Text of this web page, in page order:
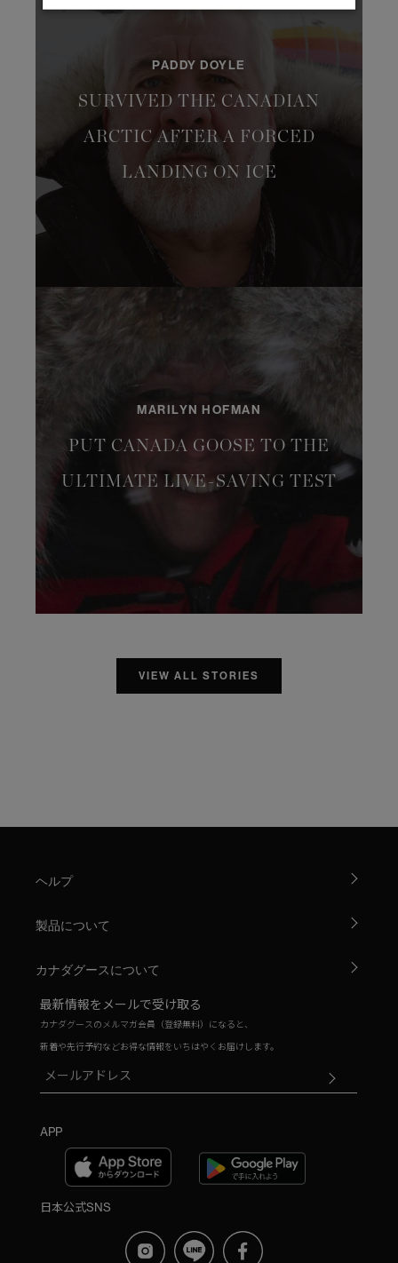
PADDY DOYLE
SURVIVED THE CANADIAN
ARCTIC AFTER A FORCED
LANDING ON ICE
MARILYN HOFMAN
PUT CANADA GOOSE TO THE
ULTIMATE LIVE-SAVING TEST
VIEW ALL STORIES
ヘルプ
製品について
カナダグースについて
最新情報をメールで受け取る
カナダグースのメルマガ会員（登録無料）になると、
新着や先行予約などお得な情報をいちはやくお届けします。
APP
日本公式SNS